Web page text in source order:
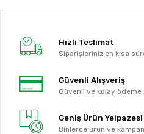
Hızlı Teslimat
Siparişleriniz en kısa
Güvenli Alışveriş
Güvenli ve kolay
Geniş Ürün Yelpazesi
Binlerce ürün ve